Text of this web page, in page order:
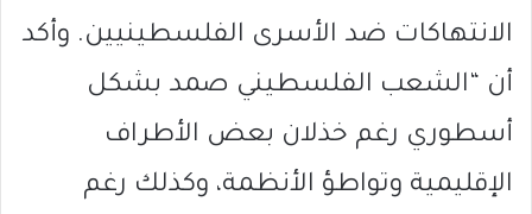
الانتهاكات ضد الأسرى الفلسطينيين. وأكد
أن “الشعب الفلسطيني صمد بشكل
أسطوري رغم خذلان بعض الأطراف
الإقليمية وتواطؤ الأنظمة، وكذلك رغم